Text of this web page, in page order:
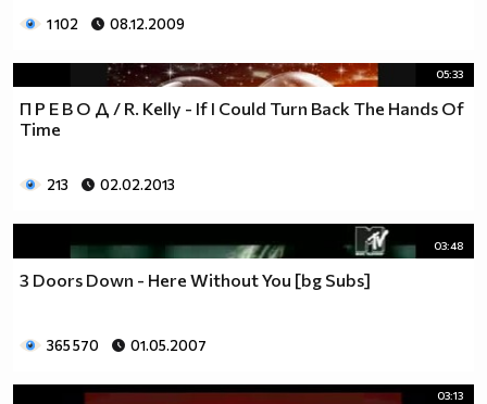
1 102 08.12.2009
05:33
П Р Е В О Д / R. Kelly - If I Could Turn Back The Hands Of
Time
213 02.02.2013
03:48
3 Doors Down - Here Without You [bg Subs]
365 570 01.05.2007
03:13